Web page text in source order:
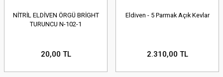
NİTRİL ELDİVEN ÖRGÜ BRİGHT
TURUNCU N-102-1
20,00 TL
Eldiven - 5 Parmak Açık Kevlar
2.310,00 TL